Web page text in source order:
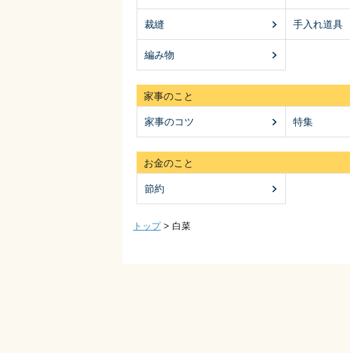
裁縫 手入れ道具
編み物
家事のこと
家事のコツ 特集
お金のこと
節約
トップ > 白菜